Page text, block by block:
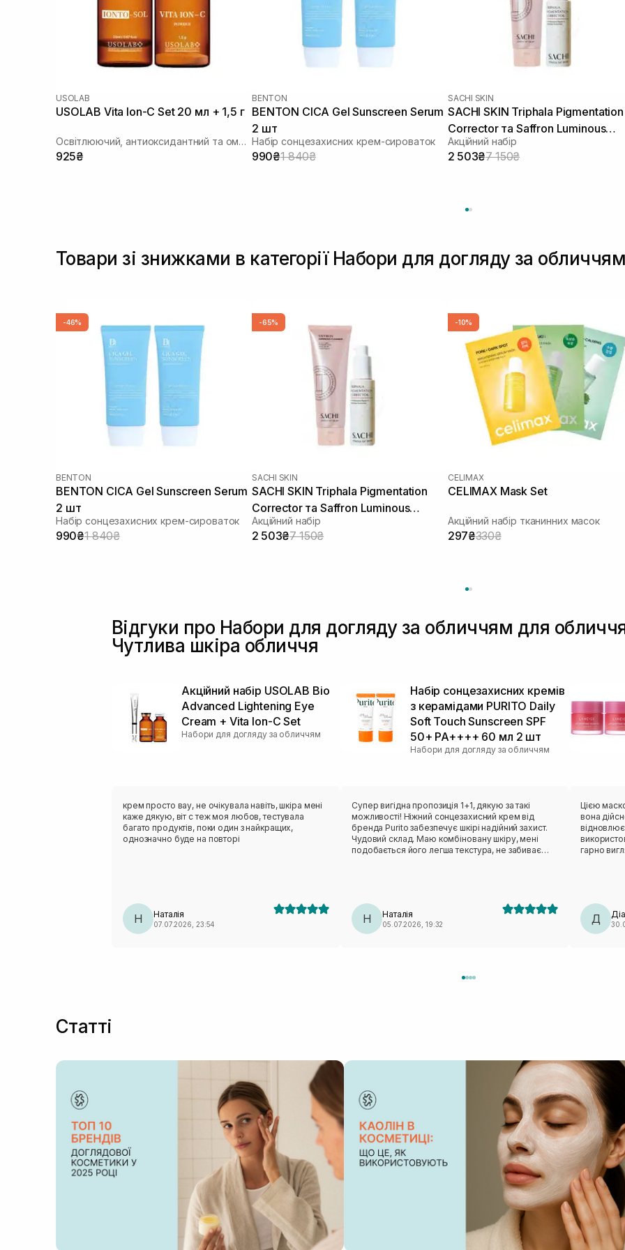
USOLAB
USOLAB Vita Ion-C Set 20 мл + 1,5 г
Освітлюючий, антиоксидантний та омолоджуючий набір
925₴
BENTON
BENTON CICA Gel Sunscreen Serum
2 шт
Набір сонцезахисних крем-сироваток
990₴1 840₴
SACHI SKIN
SACHI SKIN Triphala Pigmentation
Corrector та Saffron Luminous
Cleanser
Акційний набір
2 503₴7 150₴
Товари зі знижками в категорії Набори для догляду за обличчям
-46%
BENTON
BENTON CICA Gel Sunscreen Serum
2 шт
Набір сонцезахисних крем-сироваток
990₴1 840₴
-65%
SACHI SKIN
SACHI SKIN Triphala Pigmentation
Corrector та Saffron Luminous
Cleanser
Акційний набір
2 503₴7 150₴
-10%
CELIMAX
CELIMAX Mask Set
Акційний набір тканинних масок
297₴330₴
Відгуки про Набори для догляду за обличчям для
Чутлива шкіра обличчя
Акційний набір USOLAB Bio
Advanced Lightening Eye
Cream + Vita Ion-C Set
Набори для догляду за обличчям
крем просто вау, не очікувала навіть, шкіра мені
каже дякую, віт с теж моя любов, тестувала
багато продуктів, поки один з найкращих,
однозначно буде на повторі
Н Наталія
07.07.2026, 23:54
Набір сонцезахисних кремів
з керамідами PURITO Daily
Soft Touch Sunscreen SPF
50+ PA++++ 60 мл 2 шт
Набори для догляду за обличчям
Супер вигідна пропозиція 1+1, дякую за такі
можливості! Ніжний сонцезахисний крем від
бренда Purito забезпечує шкірі надійний захист.
Чудовий склад. Маю комбіновану шкіру, мені
подобається його легша текстура, не забиває
Н Наталія
05.07.2026, 19:32
Цією
вона
гарно
Д
Статті